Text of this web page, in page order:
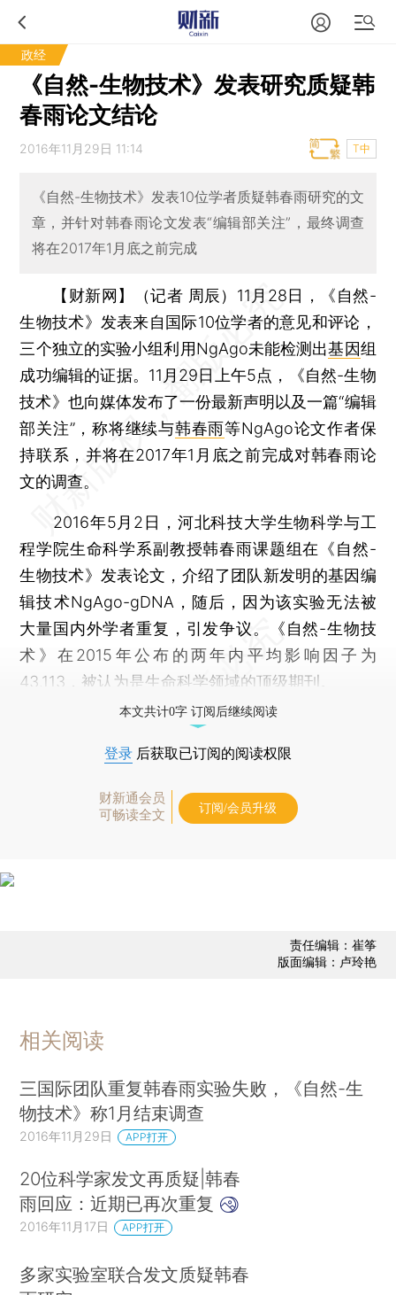
政经
《自然-生物技术》发表研究质疑韩
春雨论文结论
2016年11月29日 11:14 T中
《自然-生物技术》发表10位学者质疑韩春雨研究的文
章，并针对韩春雨论文发表“编辑部关注”，最终调查
将在2017年1月底之前完成
【财新网】（记者 周辰） 11月28日，《自然-
生物技术》发表来自国际10位学者的意见和评论，
三个独立的实验小组利用NgAgo未能检测出基因组
成功编辑的证据。11月29日上午5点，《自然-生物
技术》也向媒体发布了一份最新声明以及一篇“编辑
部关注”，称将继续与韩春雨等NgAgo论文作者保
持联系，并将在2017年1月底之前完成对韩春雨论
文的调查。
2016年5月2日，河北科技大学生物科学与工
程学院生命科学系副教授韩春雨课题组在《自然-
生物技术》发表论文，介绍了团队新发明的基因编
辑技术NgAgo-gDNA，随后，因为该实验无法被
大量国内外学者重复，引发争议。《自然-生物技
术》在2015年公布的两年内平均影响因子为
43.113，被认为是生命科学领域的顶级期刊。
本文共计0字 订阅后继续阅读
登录 后获取已订阅的阅读权限
财新通会员
可畅读全文
订阅/会员升级
责任编辑：崔筝
版面编辑：卢玲艳
相关阅读
三国际团队重复韩春雨实验失败，《自然-生
物技术》称1月结束调查
2016年11月29日 APP打开
20位科学家发文再质疑|韩春
雨回应：近期已再次重复
2016年11月17日 APP打开
多家实验室联合发文质疑韩春